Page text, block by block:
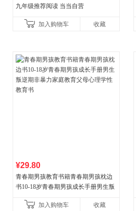
九年级推荐阅读 当当自营
加入购物车 收藏
¥29.80
青春期男孩教育书籍青春期男孩枕边
书10-18岁青春期男孩成长手册男生叛
育书
加入购物车 收藏